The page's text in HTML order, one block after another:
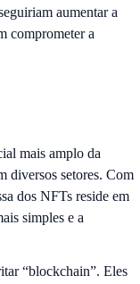
aumentar a
comprometer a
mais amplo da
diversos setores. Com
dos NFTs reside em
simples e a
“blockchain”. Eles